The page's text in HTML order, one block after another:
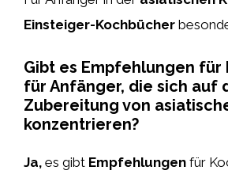
Einsteiger-Kochbücher
Gibt es Empfehlungen für
für Anfänger, die sich auf
Zubereitung von
konzentrieren?
Ja, es gibt Empfehlungen für